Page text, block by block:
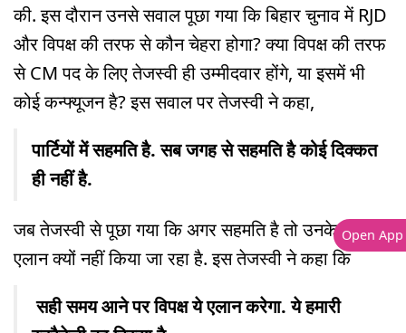
की. इस दौरान उनसे सवाल पूछा गया कि बिहार चुनाव में RJD
और विपक्ष की तरफ से कौन चेहरा होगा? क्या विपक्ष की तरफ
से CM पद के लिए तेजस्वी ही उम्मीदवार होंगे, या इसमें भी
कोई कन्फ्यूजन है? इस सवाल पर तेजस्वी ने कहा,
पार्टियों में सहमति है. सब जगह से सहमति है कोई दिक्कत
ही नहीं है.
जब तेजस्वी से पूछा गया कि अगर सहमति है तो उनके नाम का
एलान क्यों नहीं किया जा रहा है. इस तेजस्वी ने कहा कि
सही समय आने पर विपक्ष ये एलान करेगा. ये हमारी
Open App